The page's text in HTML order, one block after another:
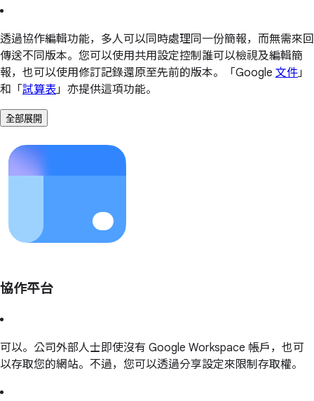
透過協作編輯功能，多人可以同時處理同一份簡報，而無需來回
傳送不同版本。您可以使用共用設定控制誰可以檢視及編輯簡
報，也可以使用修訂記錄還原至先前的版本。「Google 文件」
和「試算表」亦提供這項功能。
全部展開
協作平台
可以。公司外部人士即使沒有 Google Workspace 帳戶，也可
以存取您的網站。不過，您可以透過分享設定來限制存取權。